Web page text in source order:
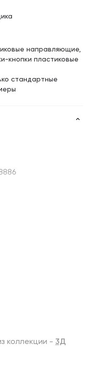
направляющие,
кнопки пластиковые
стандартные
коллекции - 3Д